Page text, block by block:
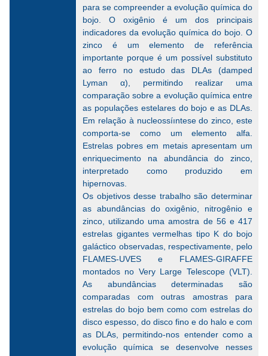
para se compreender a evolução química do
bojo. O oxigênio é um dos principais
indicadores da evolução química do bojo. O
zinco é um elemento de referência
importante porque é um possível substituto
ao ferro no estudo das DLAs (damped
Lyman α), permitindo realizar uma
comparação sobre a evolução química entre
as populações estelares do bojo e as DLAs.
Em relação à nucleossíıntese do zinco, este
comporta-se como um elemento alfa.
Estrelas pobres em metais apresentam um
enriquecimento na abundância do zinco,
interpretado como produzido em
hipernovas.
Os objetivos desse trabalho são determinar
as abundâncias do oxigênio, nitrogênio e
zinco, utilizando uma amostra de 56 e 417
estrelas gigantes vermelhas tipo K do bojo
galáctico observadas, respectivamente, pelo
FLAMES-UVES e FLAMES-GIRAFFE
montados no Very Large Telescope (VLT).
As abundâncias determinadas são
comparadas com outras amostras para
estrelas do bojo bem como com estrelas do
disco espesso, do disco fino e do halo e com
as DLAs, permitindo-nos entender como a
evolução química se desenvolve nesses